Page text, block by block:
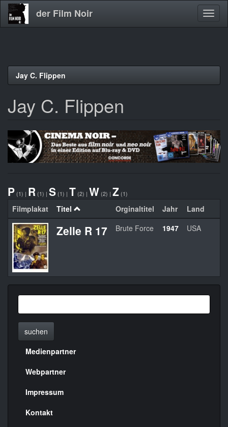
Direkt
der Film Noir
Jay C. Flippen
Jay C. Flippen
P (1) | R (1) | S (1) | T (2) | W (2) | Z (1)
Filmplakat Titel Orginaltitel Jahr Land
Zelle R 17 Brute Force 1947 USA
suchen
Menülinks
rechte
Seite
Medienpartner
Webpartner
Impressum
Kontakt